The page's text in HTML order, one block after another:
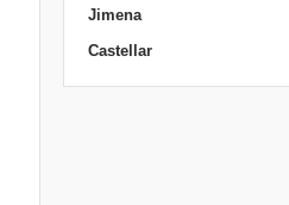
Jimena
Castellar